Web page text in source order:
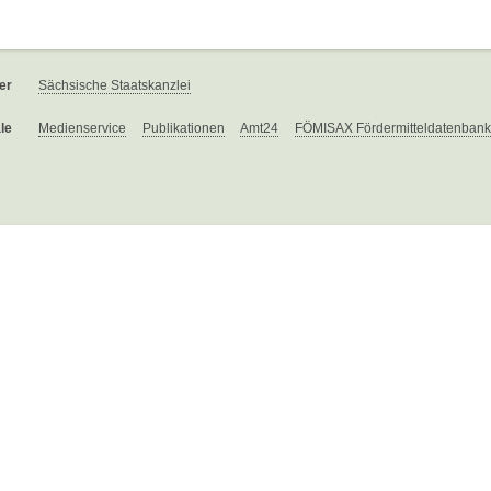
Sächsische Staatskanzlei
Medienservice Publikationen Amt24 FÖMISAX Fördermitteldatenbank